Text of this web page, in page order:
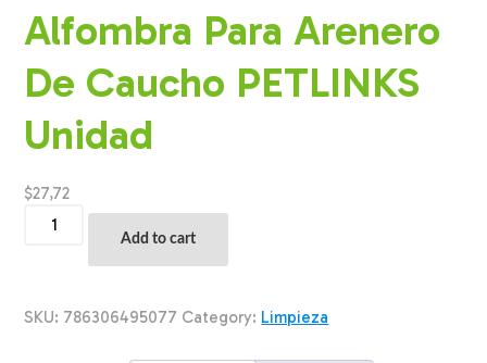
Alfombra Para Arenero
De Caucho PETLINKS
Unidad
$27,72
Alfombra
Para
PETLINKS
Add to cart
SKU: 786306495077 Category: Limpieza